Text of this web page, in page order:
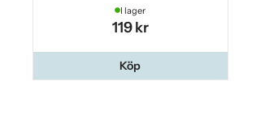
I lager
119 kr
Köp